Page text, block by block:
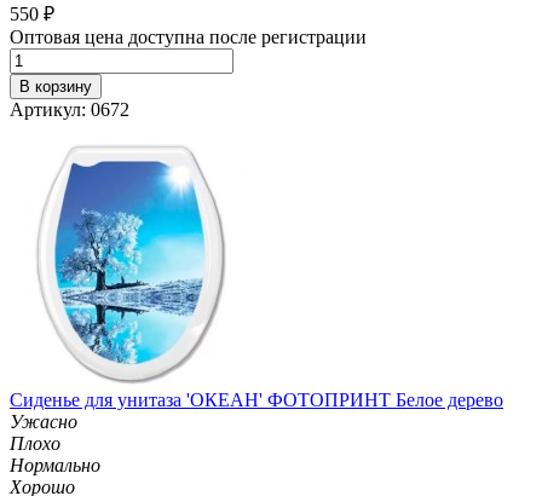
550 ₽
Оптовая цена доступна после регистрации
В корзину
Артикул: 0672
Сиденье для унитаза 'ОКЕАН' ФОТОПРИНТ Белое дерево
Ужасно
Плохо
Нормально
Хорошо